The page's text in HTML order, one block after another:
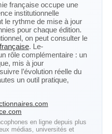
française occupe une
institutionnelle
le rythme de mise à jour
pour chaque édition.
on peut consulter le
. Le-
rôle complémentaire : un
mis à jour
l’évolution réelle du
un outil pratique,
en ligne depuis plus
médias, universités et